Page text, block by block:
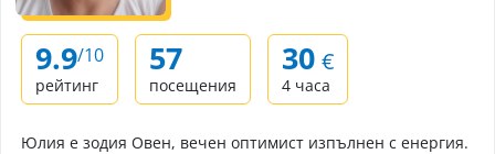
9.9/10
рейтинг
57
посещения
30 €
4 часа
Юлия е зодия Овен, вечен оптимист изпълнен с енергия.